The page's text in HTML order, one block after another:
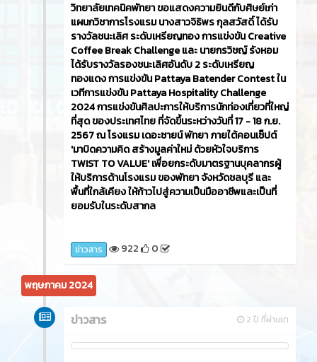
วิทยาลัยเทคนิคพัทยา ขอแสดงความยินดีกับศิษย์เก่า
แผนกวิชาการโรงแรม นางสาวจิธิพร กุลสวัสดิ์ ได้รับ
รางวัลชนะเลิศ ระดับเหรียญทอง การแข่งขัน Creative
Coffee Break Challenge และ นายกรวิชญ์ รังหอม
ได้รับรางวัลรองชนะเลิศอันดับ 2 ระดับเหรียญ
ทองแดง การแข่งขัน Pattaya Batender Contest ใน
เวทีการแข่งขัน Pattaya Hospitality Challenge
2024 การแข่งขันศิลปะการให้บริการนักท่องเที่ยวที่ใหญ่
ที่สุด ของประเทศไทย ที่จัดขึ้นระหว่างวันที่ 17 - 18 ก.ย.
2567 ณ โรงแรม เดอะซายน์ พัทยา ภายใต้คอนเซ็ปต์
'มาบิดความคิด สร้างมูลค่าใหม่ ด้วยหัวใจบริการ
TWIST TO VALUE' เพื่อยกระดับมาตรฐานบุคลากรผู้
ให้บริการด้านโรงแรม ของพัทยา จังหวัดชลบุรี และ
พื้นที่ใกล้เคียง ให้ก้าวไปสู่ความเป็นมืออาชีพและเป็นที่
ยอมรับในระดับสากล
ข่าวสาร 922 0
พฤษภาคม 2024
2 ปี ที่ผ่านมา
ข่าวสาร